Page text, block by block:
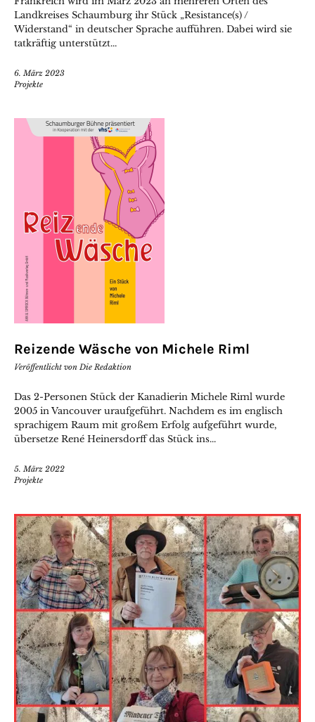
Landkreises Schaumburg ihr Stück „Resistance(s) /
Widerstand“ in deutscher Sprache aufführen. Dabei wird sie
tatkräftig unterstützt...
6. März 2023
Projekte
Reizende Wäsche von Michele Riml
Veröffentlicht von Die Redaktion
Das 2-Personen Stück der Kanadierin Michele Riml wurde
2005 in Vancouver uraufgeführt. Nachdem es im englisch
sprachigem Raum mit großem Erfolg aufgeführt wurde,
übersetze René Heinersdorff das Stück ins...
5. März 2022
Projekte